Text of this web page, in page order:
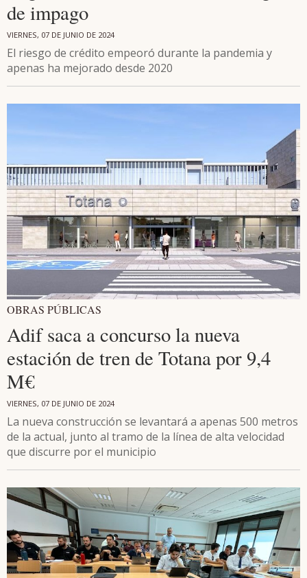
de impago
VIERNES, 07 DE JUNIO DE 2024
El riesgo de crédito empeoró durante la pandemia y
apenas ha mejorado desde 2020
OBRAS PÚBLICAS
Adif saca a concurso la nueva
estación de tren de Totana por 9,4
M€
VIERNES, 07 DE JUNIO DE 2024
La nueva construcción se levantará a apenas 500 metros
de la actual, junto al tramo de la línea de alta velocidad
que discurre por el municipio